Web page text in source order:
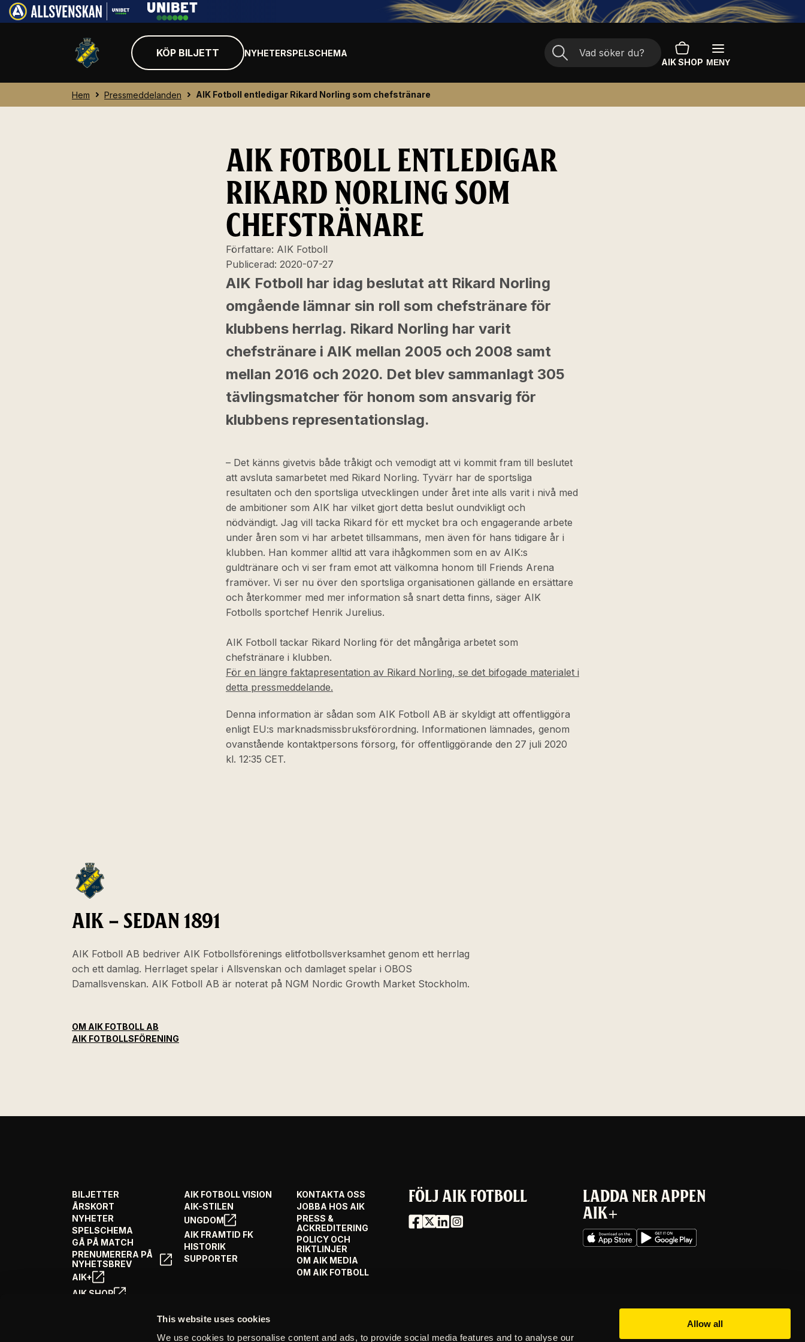
This website uses cookies
We use cookies to personalise content and ads, to provide social media features and to analyse our
Allow all
KÖP BILJETT NYHETERSPELSCHEMA
AIK SHOP MENY
Hem Pressmeddelanden AIK Fotboll entledigar Rikard Norling som chefstränare
AIK FOTBOLL ENTLEDIGAR
RIKARD NORLING SOM
CHEFSTRÄNARE
Författare: AIK Fotboll
Publicerad: 2020-07-27
AIK Fotboll har idag beslutat att Rikard Norling
omgående lämnar sin roll som chefstränare för
klubbens herrlag. Rikard Norling har varit
chefstränare i AIK mellan 2005 och 2008 samt
mellan 2016 och 2020. Det blev sammanlagt 305
tävlingsmatcher för honom som ansvarig för
klubbens representationslag.
– Det känns givetvis både tråkigt och vemodigt att vi kommit fram till beslutet
att avsluta samarbetet med Rikard Norling. Tyvärr har de sportsliga
resultaten och den sportsliga utvecklingen under året inte alls varit i nivå med
de ambitioner som AIK har vilket gjort detta beslut oundvikligt och
nödvändigt. Jag vill tacka Rikard för ett mycket bra och engagerande arbete
under åren som vi har arbetet tillsammans, men även för hans tidigare år i
klubben. Han kommer alltid att vara ihågkommen som en av AIK:s
guldtränare och vi ser fram emot att välkomna honom till Friends Arena
framöver. Vi ser nu över den sportsliga organisationen gällande en ersättare
och återkommer med mer information så snart detta finns, säger AIK
Fotbolls sportchef Henrik Jurelius.
AIK Fotboll tackar Rikard Norling för det mångåriga arbetet som
chefstränare i klubben.
För en längre faktapresentation av Rikard Norling, se det bifogade materialet i
detta pressmeddelande.
Denna information är sådan som AIK Fotboll AB är skyldigt att offentliggöra
enligt EU:s marknadsmissbruksförordning. Informationen lämnades, genom
ovanstående kontaktpersons försorg, för offentliggörande den 27 juli 2020
kl. 12:35 CET.
AIK – SEDAN 1891
AIK Fotboll AB bedriver AIK Fotbollsförenings elitfotbollsverksamhet genom ett herrlag
och ett damlag. Herrlaget spelar i Allsvenskan och damlaget spelar i OBOS
Damallsvenskan. AIK Fotboll AB är noterat på NGM Nordic Growth Market Stockholm.
OM AIK FOTBOLL AB
AIK FOTBOLLSFÖRENING
BILJETTER
ÅRSKORT
NYHETER
SPELSCHEMA
GÅ PÅ MATCH
PRENUMERERA PÅ
NYHETSBREV
AIK+
AIK SHOP
AIK FOTBOLL VISION
AIK-STILEN
UNGDOM
AIK FRAMTID FK
HISTORIK
SUPPORTER
KONTAKTA OSS
JOBBA HOS AIK
PRESS &
ACKREDITERING
POLICY OCH
RIKTLINJER
OM AIK MEDIA
OM AIK FOTBOLL
FÖLJ AIK FOTBOLL
LADDA NER APPEN
AIK+